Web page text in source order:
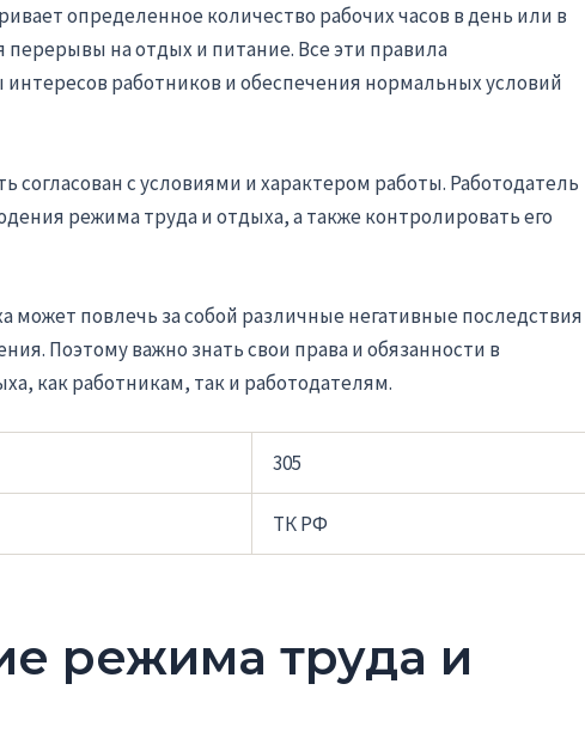
определенное количество рабочих часов в день или в
на отдых и питание. Все эти правила
работников и обеспечения нормальных условий
согласован с условиями и характером работы. Работодатель
режима труда и отдыха, а также контролировать его
повлечь за собой различные негативные последствия
Поэтому важно знать свои права и обязанности в
как работникам, так и работодателям.
305
ТК РФ
режима труда и